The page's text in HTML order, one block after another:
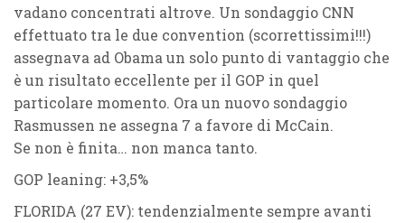
vadano concentrati altrove. Un sondaggio CNN
effettuato tra le due convention (scorrettissimi!!!)
assegnava ad Obama un solo punto di vantaggio che
è un risultato eccellente per il GOP in quel
particolare momento. Ora un nuovo sondaggio
Rasmussen ne assegna 7 a favore di McCain.
Se non è finita… non manca tanto.
GOP leaning: +3,5%
FLORIDA (27 EV): tendenzialmente sempre avanti